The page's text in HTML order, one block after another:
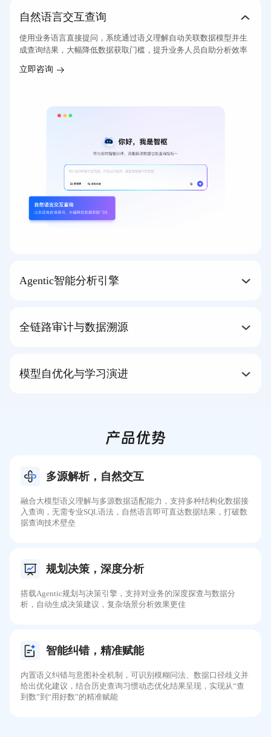
自然语言交互查询
使用业务语言直接提问，系统通过语义理解自动关联数据模型并生
成查询结果，大幅降低数据获取门槛，提升业务人员自助分析效率
立即咨询
Agentic智能分析引擎
全链路审计与数据溯源
模型自优化与学习演进
产品优势
多源解析，自然交互
融合大模型语义理解与多源数据适配能力，支持多种结构化数据接
入查询，无需专业SQL语法，自然语言即可直达数据结果，打破数
据查询技术壁垒
规划决策，深度分析
搭载Agentic规划与决策引擎，支持对业务的深度探查与数据分
析，自动生成决策建议，复杂场景分析效果更佳
智能纠错，精准赋能
内置语义纠错与意图补全机制，可识别模糊问法、数据口径歧义并
给出优化建议，结合历史查询习惯动态优化结果呈现，实现从“查
到数”到“用好数”的精准赋能